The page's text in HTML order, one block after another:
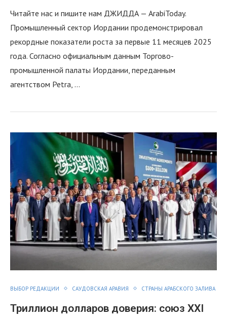
Читайте нас и пишите нам ДЖИДДА — ArabiToday.
Промышленный сектор Иордании продемонстрировал
рекордные показатели роста за первые 11 месяцев 2025
года. Согласно официальным данным Торгово-
промышленной палаты Иордании, переданным
агентством Petra, …
ВЫБОР РЕДАКЦИИ САУДОВСКАЯ АРАВИЯ СТРАНЫ АРАБСКОГО ЗАЛИВА
Триллион долларов доверия: союз XXI